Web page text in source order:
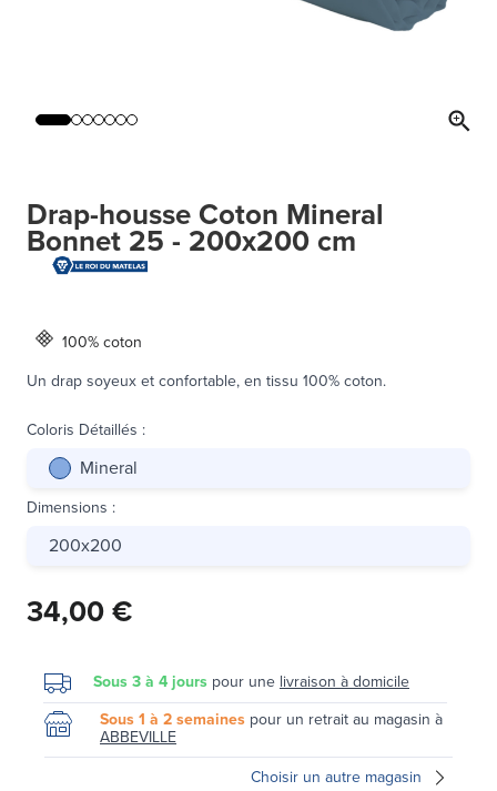
Drap-housse Coton Mineral
Bonnet 25 - 200x200 cm
100% coton
Un drap soyeux et confortable, en tissu 100% coton.
Coloris Détaillés :
Mineral
Dimensions :
200x200
34,00 €
Sous 3 à 4 jours pour unelivraison à domicile
Sous 1 à 2 semaines pour un retrait au magasin à
ABBEVILLE
Choisir un autre magasin